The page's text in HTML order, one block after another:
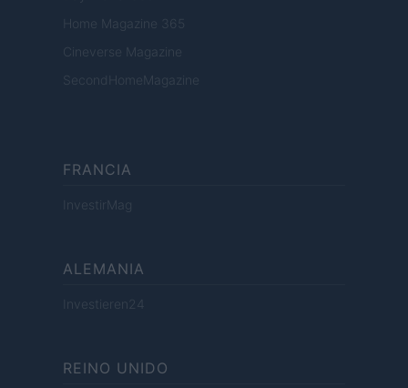
Home Magazine 365
Cineverse Magazine
SecondHomeMagazine
FRANCIA
InvestirMag
ALEMANIA
Investieren24
REINO UNIDO